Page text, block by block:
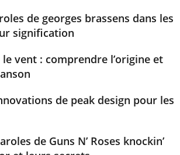
de georges brassens dans les
signification
vent : comprendre l’origine et
de peak design pour les
de Guns N’ Roses knockin’